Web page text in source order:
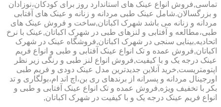
تماسی,فروش انواع عینک های استاندارد روز برای کودکان،نوزادان
و بزرگسالان.شامل عینک طبی مردانه و زنانه و عینک های آفتابی
مردانه و زنانه می باشد شهرک اکباتان,ساخت و فروش عینک های
طبی،مطالعه و آفتابی و لنزهای طبی در شهرک اکباتان,عینک با نرخ
اتحادیه,بینایی سنجی در شهرک اکباتان,فروشگاه عینک در شهرک
اکباتان,فروش عمده و تک انواع عینک آفتابی و طبی و انواع فریم
عینک درجه یک و با کیفیت,فروش انواع لنز طبی و رنگی زیر نظر
اپتومتریست,خرید آنلاین جدیدترین مدل عینک دودی و فریم طبی
اورجینال مردانه و پسرانه از برندهای ری بن،اچ اند ام،بولگاری و تد
بکر با تخفیف ویژه,فروش عمده و تک انواع عینک آفتابی و طبی و
انواع فریم عینک درجه یک و با کیفیت در شهرک اکباتان,